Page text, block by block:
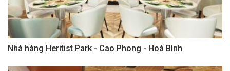
Nhà hàng Heritist Park - Cao Phong - Hoà Bình